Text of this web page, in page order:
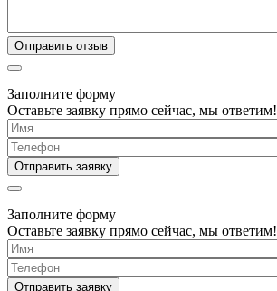
Заполните форму
Оставьте заявку прямо сейчас, мы ответим!
Заполните форму
Оставьте заявку прямо сейчас, мы ответим!